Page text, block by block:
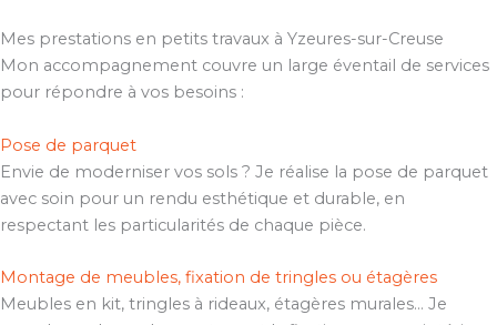
Mes prestations en petits travaux à Yzeures-sur-Creuse
Mon accompagnement couvre un large éventail de services
pour répondre à vos besoins :
Pose de parquet
Envie de moderniser vos sols ? Je réalise la pose de parquet
avec soin pour un rendu esthétique et durable, en
respectant les particularités de chaque pièce.
Montage de meubles, fixation de tringles ou étagères
Meubles en kit, tringles à rideaux, étagères murales… Je